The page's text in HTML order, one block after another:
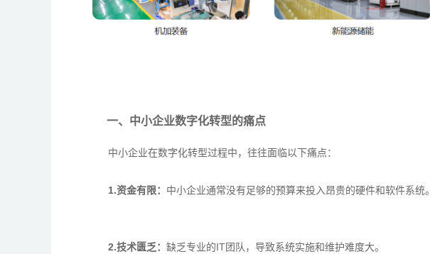
一、中小企业数字化转型的痛点
中小企业在数字化转型过程中，往往面临以下痛点：
1.资金有限： 中小企业通常没有足够的预算来投入昂贵的硬件和软件系统。
2.技术匮乏： 缺乏专业的IT团队，导致系统实施和维护难度大。